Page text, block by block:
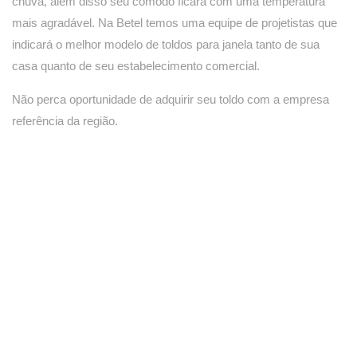
mais agradável. Na Betel temos uma equipe de projetistas que
indicará o melhor modelo de toldos para janela tanto de sua
casa quanto de seu estabelecimento comercial.
Não perca oportunidade de adquirir seu toldo com a empresa
referência da região.